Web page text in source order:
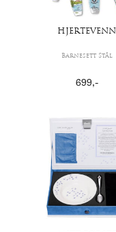
HJERTEVENN
Barnesett Stål
699,-